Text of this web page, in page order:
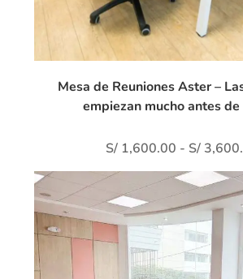
Mesa de Reuniones Aster –
empiezan mucho antes
S/1,600.00 - S/